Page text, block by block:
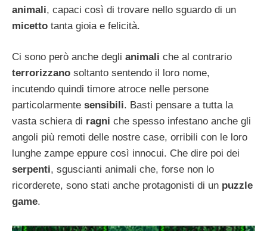
animali, capaci così di trovare nello sguardo di un
micetto tanta gioia e felicità.
Ci sono però anche degli animali che al contrario
terrorizzano soltanto sentendo il loro nome,
incutendo quindi timore atroce nelle persone
particolarmente sensibili. Basti pensare a tutta la
vasta schiera di ragni che spesso infestano anche gli
angoli più remoti delle nostre case, orribili con le loro
lunghe zampe eppure così innocui. Che dire poi dei
serpenti, sguscianti animali che, forse non lo
ricorderete, sono stati anche protagonisti di un puzzle
game.